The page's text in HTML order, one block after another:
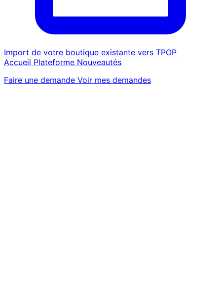
Import de votre boutique existante vers TPOP
Accueil Plateforme Nouveautés
Faire une demande Voir mes demandes